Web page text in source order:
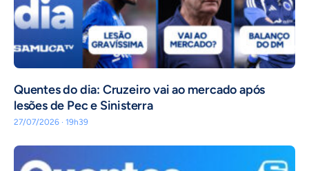
Quentes do dia: Cruzeiro vai ao mercado após
lesões de Pec e Sinisterra
27/07/2026 · 19h39